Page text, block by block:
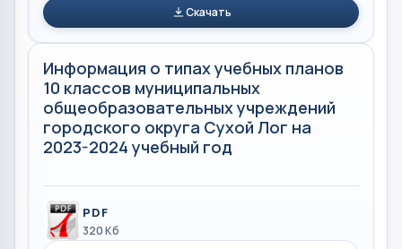
Скачать
Информация о типах учебных планов
10 классов муниципальных
общеобразовательных учреждений
городского округа Сухой Лог на
2023-2024 учебный год
PDF
320 Кб